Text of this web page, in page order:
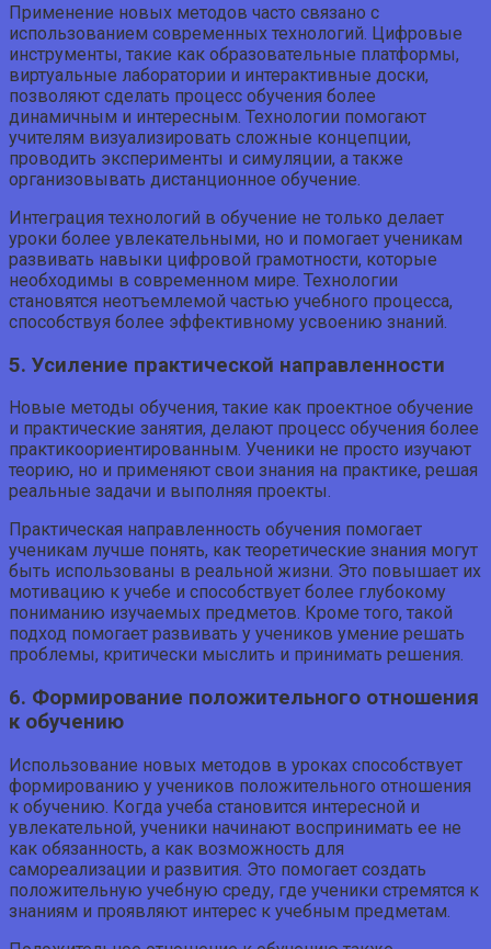
Применение новых методов часто связано с
использованием современных технологий. Цифровые
инструменты, такие как образовательные платформы,
виртуальные лаборатории и интерактивные доски,
позволяют сделать процесс обучения более
динамичным и интересным. Технологии помогают
учителям визуализировать сложные концепции,
проводить эксперименты и симуляции, а также
организовывать дистанционное обучение.
Интеграция технологий в обучение не только делает
уроки более увлекательными, но и помогает ученикам
развивать навыки цифровой грамотности, которые
необходимы в современном мире. Технологии
становятся неотъемлемой частью учебного процесса,
способствуя более эффективному усвоению знаний.
5. Усиление практической направленности
Новые методы обучения, такие как проектное обучение
и практические занятия, делают процесс обучения более
практикоориентированным. Ученики не просто изучают
теорию, но и применяют свои знания на практике, решая
реальные задачи и выполняя проекты.
Практическая направленность обучения помогает
ученикам лучше понять, как теоретические знания могут
быть использованы в реальной жизни. Это повышает их
мотивацию к учебе и способствует более глубокому
пониманию изучаемых предметов. Кроме того, такой
подход помогает развивать у учеников умение решать
проблемы, критически мыслить и принимать решения.
6. Формирование положительного отношения
к обучению
Использование новых методов в уроках способствует
формированию у учеников положительного отношения
к обучению. Когда учеба становится интересной и
увлекательной, ученики начинают воспринимать ее не
как обязанность, а как возможность для
самореализации и развития. Это помогает создать
положительную учебную среду, где ученики стремятся к
знаниям и проявляют интерес к учебным предметам.